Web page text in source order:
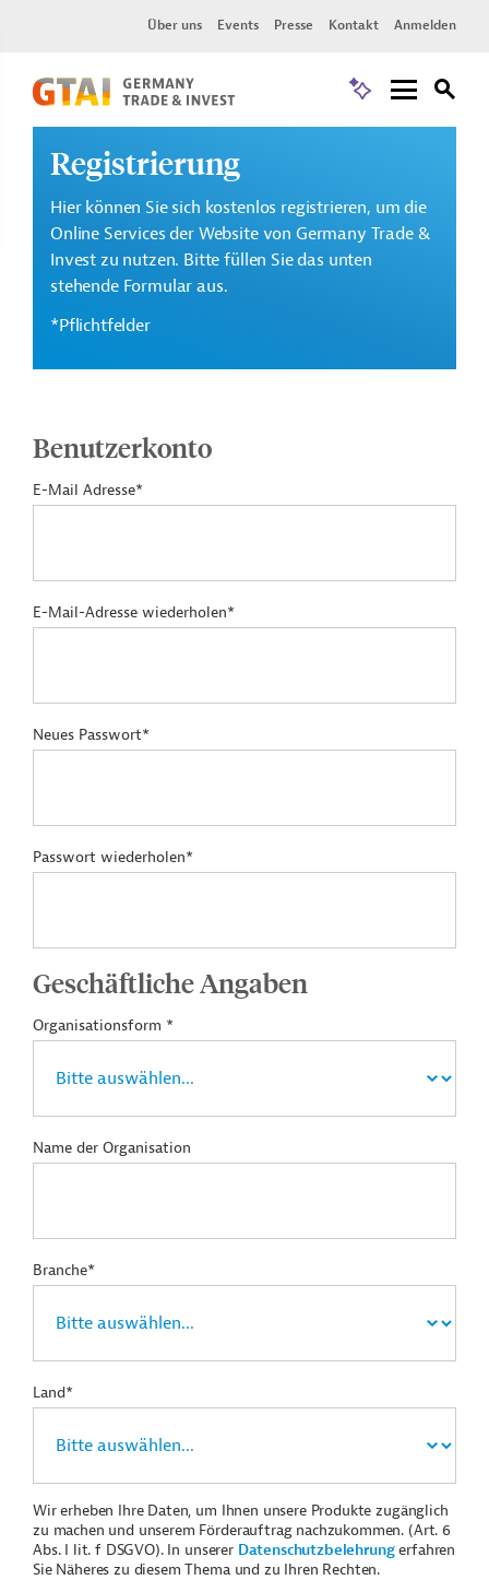
Über uns Events Presse Kontakt Anmelden
Registrierung
Hier können Sie sich kostenlos registrieren, um die
Online Services der Website von Germany Trade &
Invest zu nutzen. Bitte füllen Sie das unten
stehende Formular aus.
*Pflichtfelder
Benutzerkonto
E-Mail Adresse*
E-Mail-Adresse wiederholen*
Neues Passwort*
Passwort wiederholen*
Geschäftliche Angaben
Organisationsform *
Name der Organisation
Branche*
Land*
Wir erheben Ihre Daten, um Ihnen unsere Produkte zugänglich
zu machen und unserem Förderauftrag nachzukommen. (Art. 6
Abs. I lit. f DSGVO). In unserer Datenschutzbelehrungerfahren
Sie Näheres zu diesem Thema und zu Ihren Rechten.